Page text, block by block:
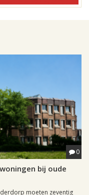
0
bij oude
moeten zeventig